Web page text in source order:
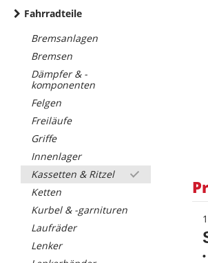
Fahrradteile
Bremsanlagen
Bremsen
Dämpfer & -
komponenten
Felgen
Freiläufe
Griffe
Innenlager
Kassetten & Ritzel
Ketten
Kurbel & -garnituren
Laufräder
Lenker